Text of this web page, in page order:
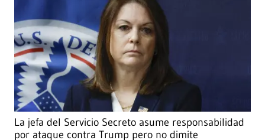
La jefa del Servicio Secreto asume responsabilidad
por ataque contra Trump pero no dimite